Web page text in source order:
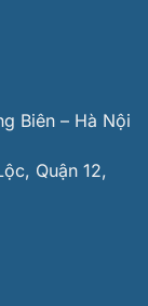
Biên – Hà Nội
Quận 12,